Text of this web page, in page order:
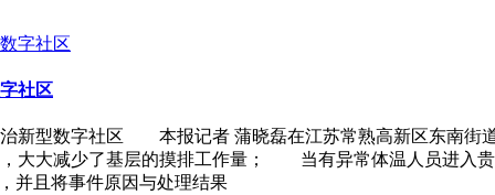
社区
新型数字社区 本报记者 蒲晓磊在江苏常熟高新区东南街
大大减少了基层的摸排工作量； 当有异常体温人员进入
并且将事件原因与处理结果